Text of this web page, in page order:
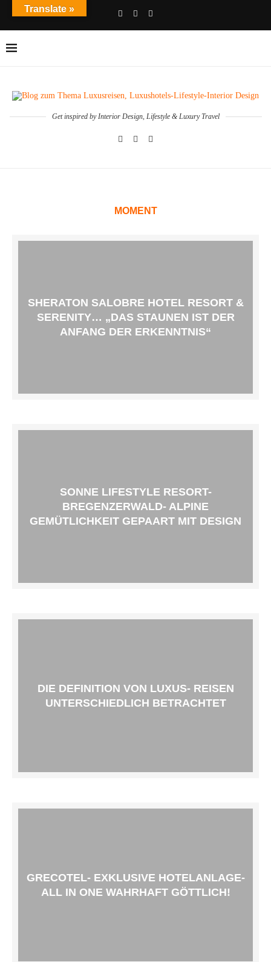
Get inspired by Interior Design, Lifestyle & Luxury Travel
MOMENT
SHERATON SALOBRE HOTEL RESORT &
SERENITY… „DAS STAUNEN IST DER
ANFANG DER ERKENNTNIS“
SONNE LIFESTYLE RESORT-
BREGENZERWALD- ALPINE
GEMÜTLICHKEIT GEPAART MIT DESIGN
DIE DEFINITION VON LUXUS- REISEN
UNTERSCHIEDLICH BETRACHTET
GRECOTEL- EXKLUSIVE HOTELANLAGE-
ALL IN ONE WAHRHAFT GÖTTLICH!
Translate »